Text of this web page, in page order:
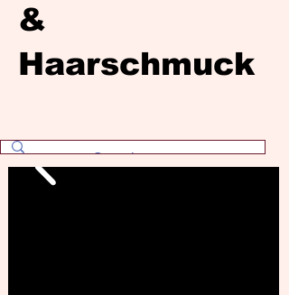
&
Haarschmuck